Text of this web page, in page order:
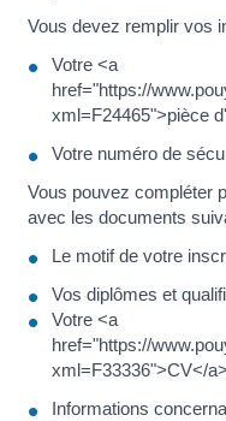
Vous devez remplir vos
Votre <a
href="https://
xml=F24465">pièce
Votre numéro de
Vous pouvez compléter
avec les documents
Le motif de votre
Vos diplômes et
Votre <a
href="https://
xml=F33336">CV</
Informations